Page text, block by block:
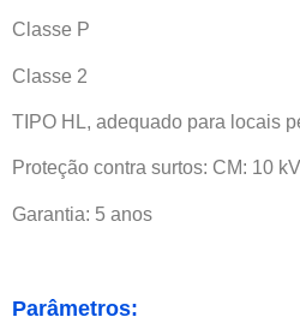
Classe P
Classe 2
TIPO HL, adequado para locais
Proteção contra surtos: CM: 10
Garantia: 5 anos
Parâmetros: